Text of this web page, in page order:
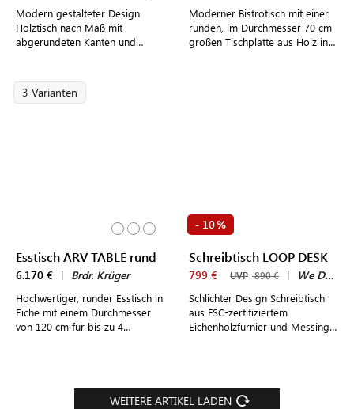
Modern gestalteter Design
Holztisch nach Maß mit
abgerundeten Kanten und
Moderner Bistrotisch mit einer
runden, im Durchmesser 70 cm
großen Tischplatte aus Holz in
3 Varianten
Esstisch ARV TABLE rund
6.170 € | Brdr. Krüger
Hochwertiger, runder Esstisch in
Eiche mit einem Durchmesser
von 120 cm für bis zu 4
- 10%
Schreibtisch LOOP DESK
799 € UVP 890 € | We Do Wood
Schlichter Design Schreibtisch
aus FSC-zertifiziertem
Eichenholzfurnier und Messing
WEITERE ARTIKEL LADEN